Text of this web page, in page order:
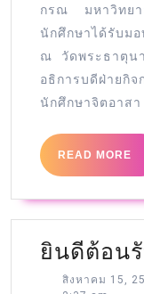
กรณ มหาวิทยา
นักศึกษาได้รับม
ณ วัดพระธาตุนา
อธิการบดีฝ่ายกิ
นักศึกษาจิตอาสา
READ MORE
ยินดีต้อน
สิงหาคม 15,